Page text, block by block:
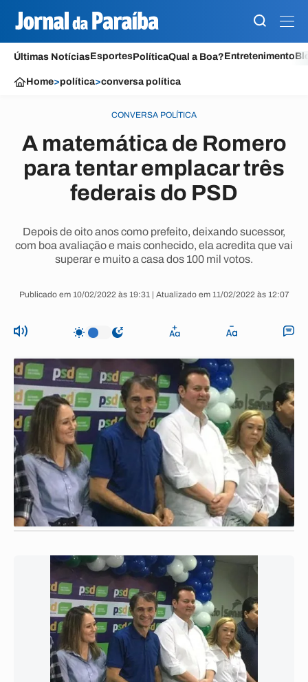
Últimas NotíciasEsportesPolíticaQual a Boa?Entretenimento
Home>política>conversa política
CONVERSA POLÍTICA
A matemática de Romero
para tentar emplacar três
federais do PSD
Depois de oito anos como prefeito, deixando sucessor,
com boa avaliação e mais conhecido, ela acredita que vai
superar e muito a casa dos 100 mil votos.
Publicado em 10/02/2022 às 19:31 | Atualizado em 11/02/2022 às 12:07